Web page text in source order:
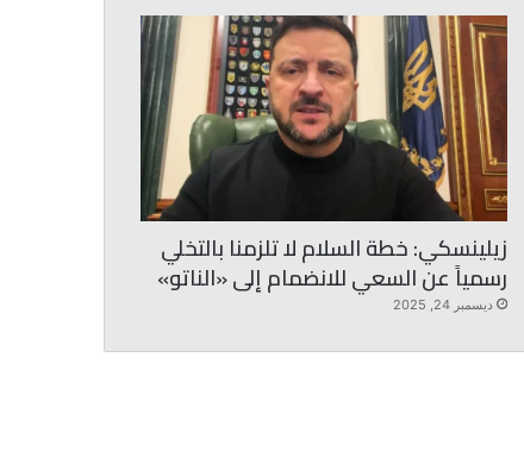
زيلينسكي: خطة السلام لا تلزمنا بالتخلي
رسمياً عن السعي للانضمام إلى «الناتو»
ديسمبر 24, 2025